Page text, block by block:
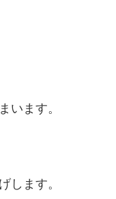
います。
します。